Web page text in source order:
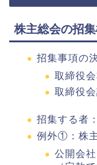
株主総会の招
招集事項の
取締役会
取締役会
招集する者：
例外①：株
公開会社